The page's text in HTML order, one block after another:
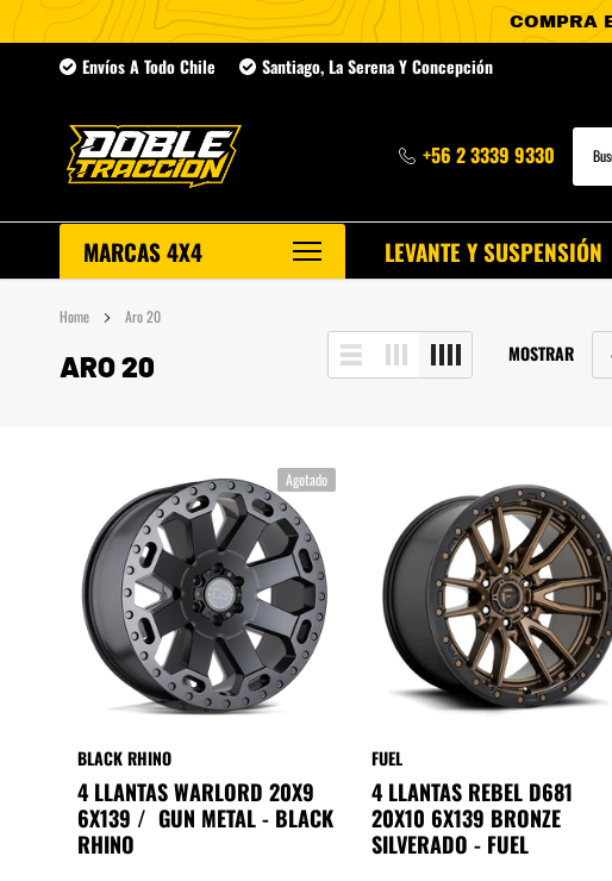
directamente
Envíos A Todo Chile Santiago, La Serena Y Concepción
+56 2 3339 9330
MARCAS 4X4
Amarok
Jimny
Vitara
LEVANTE Y SUSPENSIÓN
Home Aro 20
ARO 20 MOSTRAR
Agotado
BLACK RHINO
4 LLANTAS WARLORD 20X9
6X139 / GUN METAL - BLACK
RHINO
FUEL
4 LLANTAS REBEL D681
20X10 6X139 BRONZE
SILVERADO - FUEL